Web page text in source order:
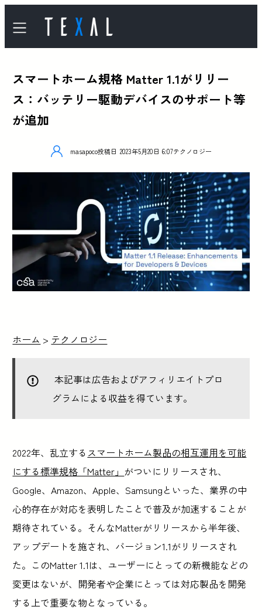
スマートホーム規格 Matter 1.1がリリー
ス：バッテリー駆動デバイスのサポート等
が追加
masapoco投稿日 2023年5月20日 6:07テクノロジー
ホーム > テクノロジー
本記事は広告およびアフィリエイトプロ
グラムによる収益を得ています。
2022年、乱立する スマートホーム製品の相互運用を可能
にする標準規格「Matter」 がついにリリースされ、
Google、Amazon、Apple、Samsungといった、業界の中
心的存在が対応を表明したことで普及が加速することが
期待されている。そんなMatterがリリースから半年後、
アップデートを施され、バージョン1.1がリリースされ
た。このMatter 1.1は、ユーザーにとっての新機能などの
変更はないが、開発者や企業にとっては対応製品を開発
する上で重要な物となっている。